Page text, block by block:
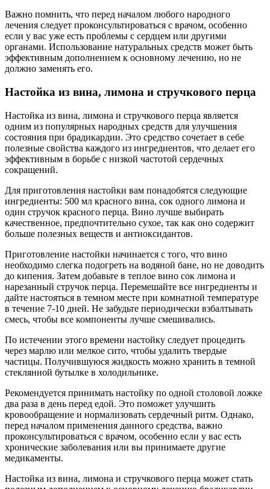
Важно помнить, что перед началом любого народного
лечения следует проконсультироваться с врачом, особенно
если у вас уже есть проблемы с сердцем или другими
органами. Использование натуральных средств может быть
эффективным дополнением к основному лечению, но не
должно заменять его.
Настойка из вина, лимона и стручкового перца
Настойка из вина, лимона и стручкового перца является
одним из популярных народных средств для улучшения
состояния при брадикардии. Это средство сочетает в себе
полезные свойства каждого из ингредиентов, что делает его
эффективным в борьбе с низкой частотой сердечных
сокращений.
Для приготовления настойки вам понадобятся следующие
ингредиенты: 500 мл красного вина, сок одного лимона и
один стручок красного перца. Вино лучше выбирать
качественное, предпочтительно сухое, так как оно содержит
больше полезных веществ и антиоксидантов.
Приготовление настойки начинается с того, что вино
необходимо слегка подогреть на водяной бане, но не доводить
до кипения. Затем добавьте в теплое вино сок лимона и
нарезанный стручок перца. Перемешайте все ингредиенты и
дайте настояться в темном месте при комнатной температуре
в течение 7-10 дней. Не забудьте периодически взбалтывать
смесь, чтобы все компоненты лучше смешивались.
По истечении этого времени настойку следует процедить
через марлю или мелкое сито, чтобы удалить твердые
частицы. Получившуюся жидкость можно хранить в темной
стеклянной бутылке в холодильнике.
Рекомендуется принимать настойку по одной столовой ложке
два раза в день перед едой. Это поможет улучшить
кровообращение и нормализовать сердечный ритм. Однако,
перед началом применения данного средства, важно
проконсультироваться с врачом, особенно если у вас есть
хронические заболевания или вы принимаете другие
медикаменты.
Настойка из вина, лимона и стручкового перца может стать